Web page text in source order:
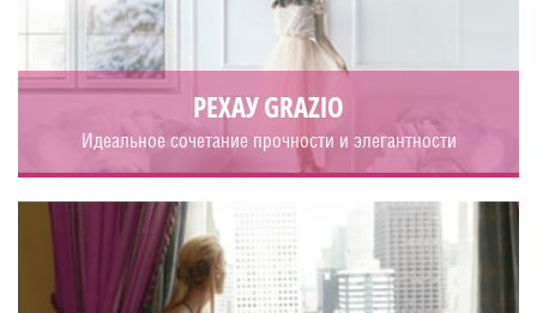
РЕХАУ GRAZIO
Идеальное сочетание прочности и элегантности